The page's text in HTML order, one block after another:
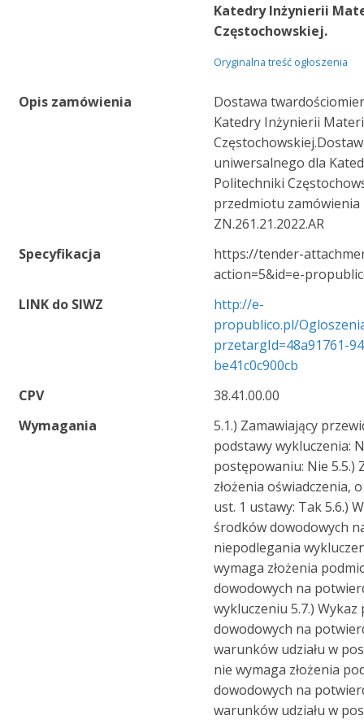
Katedry Inżynierii
Częstochowskiej.
Oryginalna treść ogłoszenia
Opis zamówienia
Dostawa
Katedry Inżynierii
uniwersalnego dla
Politechniki
przedmiotu zamówienia
ZN.261.21.2022.AR
Specyfikacja
https://tender-
action=5&id=e-
LINK do SIWZ
http://e-
propublico.pl/
przetargId=48a91761-
be41c0c900cb
CPV
38.41.00.00
Wymagania
5.1.) Zamawiający
podstawy wykluczenia:
postępowaniu: Nie 5.5.)
złożenia oświadczenia,
ust. 1 ustawy: Tak 5.6.)
środków dowodowych
niepodlegania
wymaga złożenia
dowodowych na
wykluczeniu 5.7.)
dowodowych na
warunków udziału w
nie wymaga złożenia
dowodowych na
warunków udziału w